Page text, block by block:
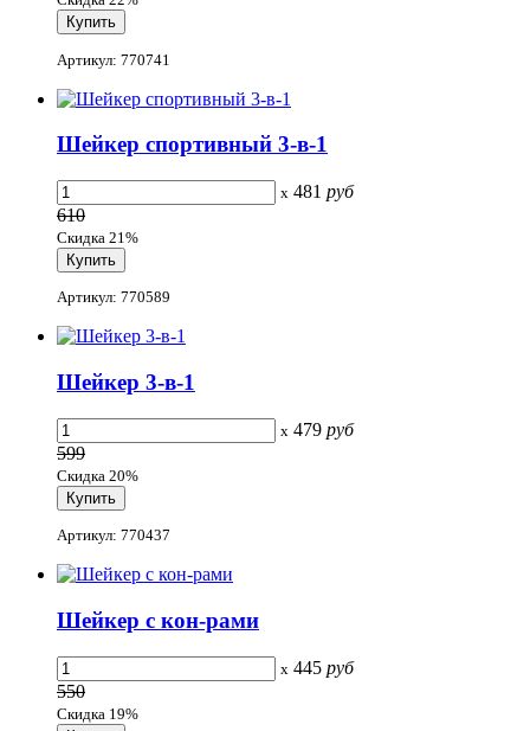
Артикул: 770741
Шейкер спортивный 3-в-1
x 481 руб
610
Скидка 21%
Артикул: 770589
Шейкер 3-в-1
x 479 руб
599
Скидка 20%
Артикул: 770437
Шейкер с кон-рами
x 445 руб
550
Скидка 19%